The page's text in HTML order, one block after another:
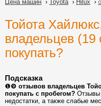
Цена машин › Toyota› Hilux ›
Тойота
владельцев (19
покупать?
Подсказка
❶❾ отзывов владельцев
покупать с пробегом? Отзывы
недостатки, а также слабые